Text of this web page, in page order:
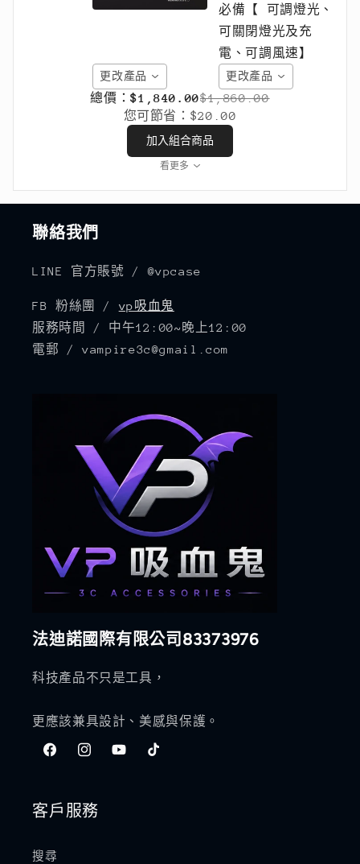
更改產品 更改產品
總價：$1,840.00$1,860.00
您可節省： $20.00
加入組合商品
看更多
聯絡我們
LINE 官方賬號 / @vpcase
FB 粉絲團 / vp吸血鬼
服務時間 / 中午12:00~晚上12:00
電郵 / vampire3c@gmail.com
法迪諾國際有限公司83373976
科技產品不只是工具，
更應該兼具設計、美感與保護。
FacebookInstagramYouTubeTikTok
客戶服務
搜尋